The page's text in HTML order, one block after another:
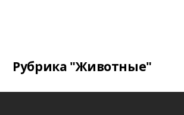
Рубрика "Животные"